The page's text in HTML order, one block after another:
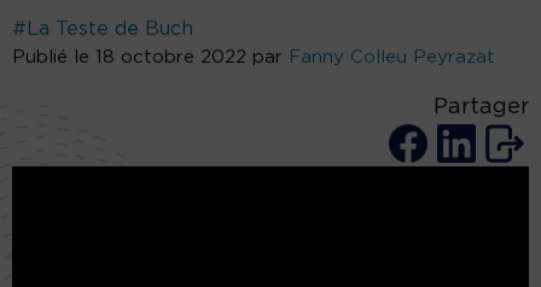
#La Teste de Buch
Publié le 18 octobre 2022 par Fanny Colleu Peyrazat
Partager